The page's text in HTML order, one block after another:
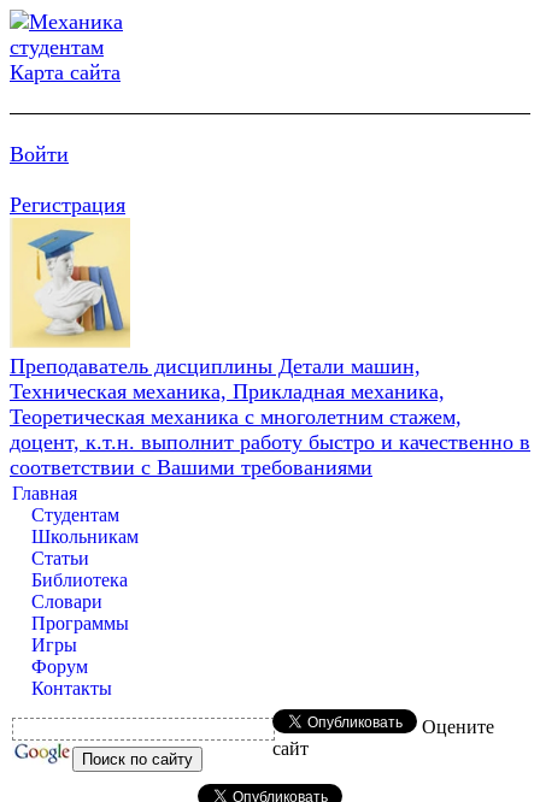
Карта сайта
Войти
Регистрация
Преподаватель дисциплины Детали машин,
Техническая механика, Прикладная механика,
Теоретическая механика с многолетним стажем,
доцент, к.т.н. выполнит работу быстро и качественно в
соответствии с Вашими требованиями
Главная
Студентам
Школьникам
Статьи
Библиотека
Словари
Программы
Игры
Форум
Контакты
Оцените
сайт